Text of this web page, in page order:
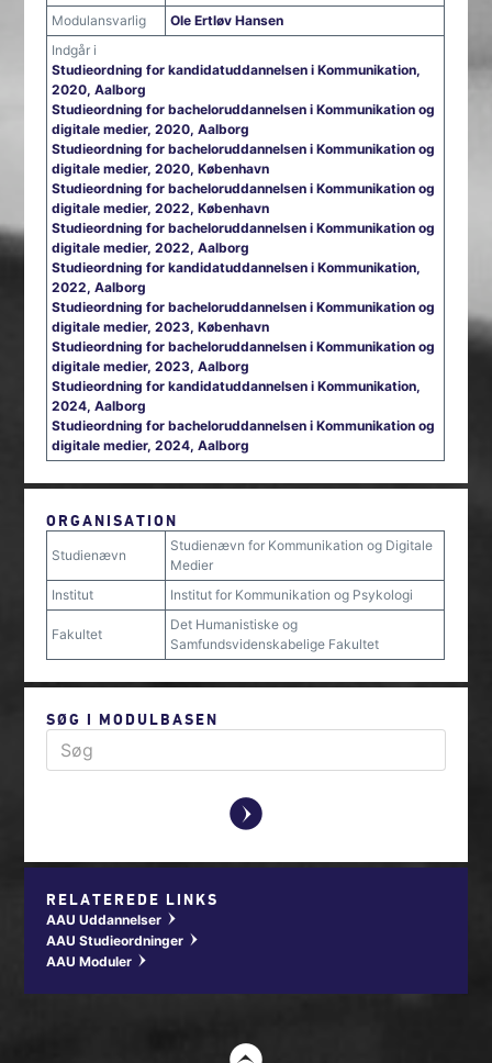
Modulansvarlig
Ole Ertløv Hansen
Indgår i
Studieordning for kandidatuddannelsen i Kommunikation,
2020, Aalborg
Studieordning for bacheloruddannelsen i Kommunikation og
digitale medier, 2020, Aalborg
Studieordning for bacheloruddannelsen i Kommunikation og
digitale medier, 2020, København
Studieordning for bacheloruddannelsen i Kommunikation og
digitale medier, 2022, København
Studieordning for bacheloruddannelsen i Kommunikation og
digitale medier, 2022, Aalborg
Studieordning for kandidatuddannelsen i Kommunikation,
2022, Aalborg
Studieordning for bacheloruddannelsen i Kommunikation og
digitale medier, 2023, København
Studieordning for bacheloruddannelsen i Kommunikation og
digitale medier, 2023, Aalborg
Studieordning for kandidatuddannelsen i Kommunikation,
2024, Aalborg
Studieordning for bacheloruddannelsen i Kommunikation og
digitale medier, 2024, Aalborg
ORGANISATION
Studienævn
Studienævn for Kommunikation og Digitale
Medier
Institut
Institut for Kommunikation og Psykologi
Fakultet
Det Humanistiske og
Samfundsvidenskabelige Fakultet
SØG I MODULBASEN
y
RELATEREDE LINKS
AAU Uddannelser w
AAU Studieordninger w
AAU Moduler w